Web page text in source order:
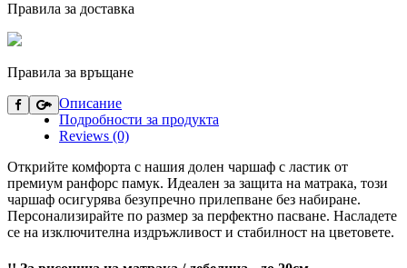
Правила за доставка
Правила за връщане
Описание
Подробности за продукта
Reviews (0)
Открийте комфорта с нашия долен чаршаф с ластик от
премиум ранфорс памук. Идеален за защита на матрака, този
чаршаф осигурява безупречно прилепване без набиране.
Персонализирайте по размер за перфектно пасване. Насладете
се на изключителна издръжливост и стабилност на цветовете.